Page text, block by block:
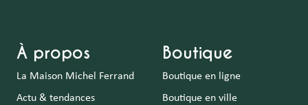
À propos
La Maison Michel Ferrand
Actu & tendances
Boutique
Boutique en ligne
Boutique en ville